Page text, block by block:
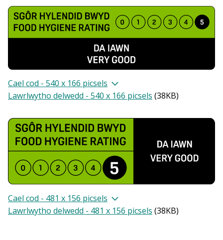
Cael cod - 540 x 166 picsels
Lawrlwytho delwedd - 540 x 166 picsels (38KB)
Cael cod - 481 x 156 picsels
Lawrlwytho delwedd - 481 x 156 picsels (38KB)